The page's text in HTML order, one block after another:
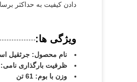
دادن کیفیت به حداکثر
ویژگی ها:
نام محصول: جرثقیل
ظرفیت بارگذاری نامی: 100 تن
وزن با بوم: 61 تن